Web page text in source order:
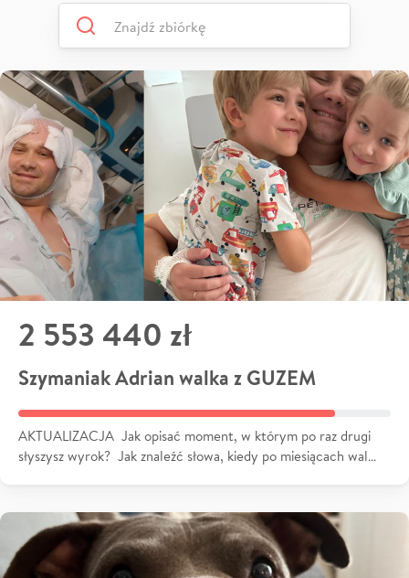
2 553 440 zł
Szymaniak Adrian walka z GUZEM
AKTUALIZACJA Jak opisać moment, w którym po raz drugi
słyszysz wyrok? Jak znaleźć słowa, kiedy po miesiącach wal…